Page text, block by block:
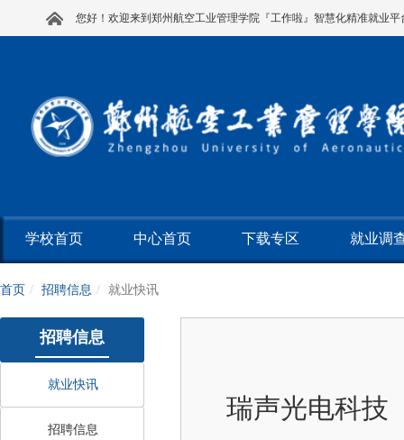
您好！欢迎来到郑州航空工业管理学院『工作啦』智慧化精准就业平
学校首页 中心首页 下载专区 就业调
首页 招聘信息 就业快讯
招聘信息
就业快讯
招聘信息
瑞声光电科技